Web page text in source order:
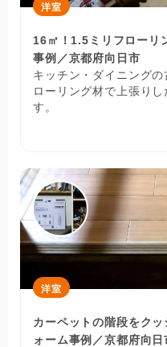
洋室
16㎡！1.5ミリフローリ
事例／京都府向日市
キッチン・ダイニング
ローリング材で上張り
す。
洋室
カーペットの階段をク
ォーム事例／京都府向日